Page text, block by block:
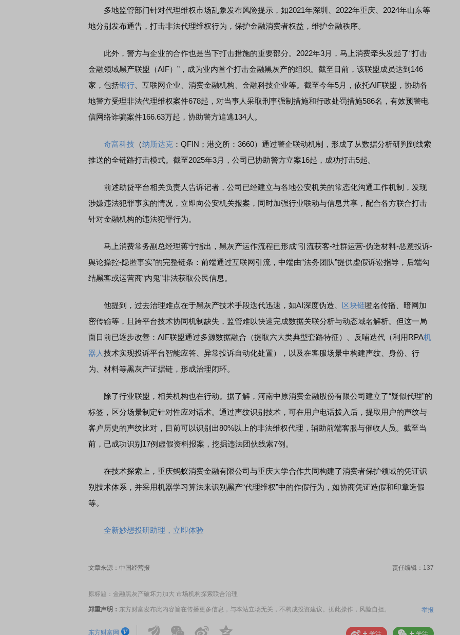
多地监管部门针对代理维权市场乱象发布风险提示，如2021年深圳、2022年重庆、2024年山东等
地分别发布通告，打击非法代理维权行为，保护金融消费者权益，维护金融秩序。
此外，警方与企业的合作也是当下打击措施的重要部分。2022年3月，马上消费牵头发起了“打击
金融领域黑产联盟（AIF）”，成为业内首个打击金融黑灰产的组织。截至目前，该联盟成员达到146
家，包括银行 、互联网企业、消费金融机构、金融科技企业等。截至今年5月，依托AIF联盟，协助各
地警方受理非法代理维权案件678起，对当事人采取刑事强制措施和行政处罚措施586名，有效预警电
信网络诈骗案件166.63万起，协助警方追逃134人。
奇富科技 （纳斯达克 ：QFIN；港交所：3660）通过警企联动机制，形成了从数据分析研判到线索
推送的全链路打击模式。截至2025年3月，公司已协助警方立案16起，成功打击5起。
前述助贷平台相关负责人告诉记者，公司已经建立与各地公安机关的常态化沟通工作机制，发现
涉嫌违法犯罪事实的情况，立即向公安机关报案，同时加强行业联动与信息共享，配合各方联合打击
针对金融机构的违法犯罪行为。
马上消费常务副总经理蒋宁指出，黑灰产运作流程已形成“引流获客-社群运营-伪造材料-恶意投诉-
舆论操控-隐匿事实”的完整链条：前端通过互联网引流，中端由“法务团队”提供虚假诉讼指导，后端勾
结黑客或运营商“内鬼”非法获取公民信息。
他提到，过去治理难点在于黑灰产技术手段迭代迅速，如AI深度伪造、 区块链匿名传播、暗网加
密传输等，且跨平台技术协同机制缺失，监管难以快速完成数据关联分析与动态域名解析。但这一局
面目前已逐步改善：AIF联盟通过多源数据融合（提取六大类典型套路特征）、反哺迭代（利用RPA机
器人 技术实现投诉平台智能应答、异常投诉自动化处置），以及在客服场景中构建声纹、身份、行
为、材料等黑灰产证据链，形成治理闭环。
除了行业联盟，相关机构也在行动。据了解，河南中原消费金融股份有限公司建立了“疑似代理”的
标签，区分场景制定针对性应对话术。通过声纹识别技术，可在用户电话拨入后，提取用户的声纹与
客户历史的声纹比对，目前可以识别出80%以上的非法维权代理，辅助前端客服与催收人员。截至当
前，已成功识别17例虚假资料报案，挖掘违法团伙线索7例。
在技术探索上，重庆蚂蚁消费金融有限公司与重庆大学合作共同构建了消费者保护领域的凭证识
别技术体系，并采用机器学习算法来识别黑产“代理维权”中的作假行为，如协商凭证造假和印章造假
等。
全新妙想投研助理，立即体验
文章来源：中国经营报 责任编辑：137
原标题：金融黑灰产破坏力加大 市场机构探索联合治理
郑重声明： 东方财富发布此内容旨在传播更多信息，与本站立场无关，不构成投资建议。据此操作，风险自担。 举报
东方财富网